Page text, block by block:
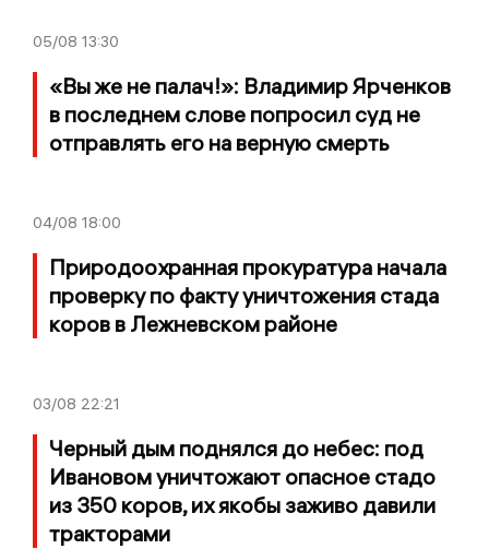
05/08 13:30
«Вы же не палач!»: Владимир Ярченков
в последнем слове попросил суд не
отправлять его на верную смерть
04/08 18:00
Природоохранная прокуратура начала
проверку по факту уничтожения стада
коров в Лежневском районе
03/08 22:21
Черный дым поднялся до небес: под
Ивановом уничтожают опасное стадо
из 350 коров, их якобы заживо давили
тракторами